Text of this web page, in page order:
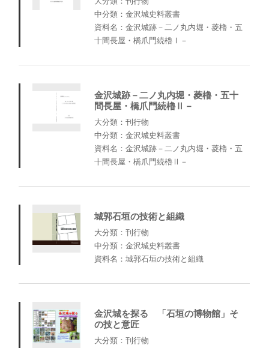
中分類：金沢城史料叢書
資料名：金沢城跡－二ノ丸内堀・菱櫓・五
十間長屋・橋爪門続櫓Ⅰ－
金沢城跡－二ノ丸内堀・菱櫓・五十
間長屋・橋爪門続櫓Ⅱ－
大分類：刊行物
中分類：金沢城史料叢書
資料名：金沢城跡－二ノ丸内堀・菱櫓・五
十間長屋・橋爪門続櫓Ⅱ－
城郭石垣の技術と組織
大分類：刊行物
中分類：金沢城史料叢書
資料名：城郭石垣の技術と組織
金沢城を探る 「石垣の博物館」そ
の技と意匠
大分類：刊行物